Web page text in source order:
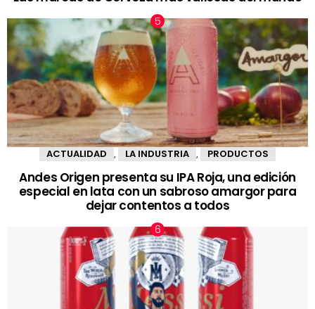
ACTUALIDAD LA INDUSTRIA PRODUCTOS
Andes Origen presenta su IPA Roja, una edición
especial en lata con un sabroso amargor para
dejar contentos a todos